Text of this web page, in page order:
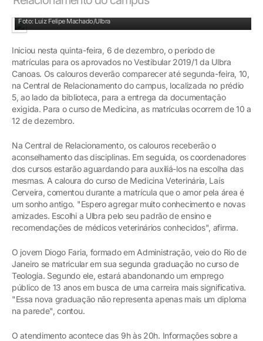
Foto: Luiz Felipe Machado/Ulbra
Iniciou nesta quinta-feira, 6 de dezembro, o período de
matrículas para os aprovados no Vestibular 2019/1 da Ulbra
Canoas. Os calouros deverão comparecer até segunda-feira, 10,
na Central de Relacionamento do campus, localizada no prédio
5, ao lado da biblioteca, para a entrega da documentação
exigida. Para o curso de Medicina, as matrículas ocorrem de 10 a
12 de dezembro.
Na Central de Relacionamento, os calouros receberão o
aconselhamento das disciplinas. Em seguida, os coordenadores
dos cursos estarão aguardando para auxiliá-los na escolha das
mesmas. A caloura do curso de Medicina Veterinária, Laís
Cerveira, comentou durante a matrícula que o amor pela área é
um sonho antigo. "Espero agregar muito conhecimento e novas
amizades. Escolhi a Ulbra pelo seu padrão de ensino e
recomendações de médicos veterinários conhecidos", afirma.
O jovem Diogo Faria, formado em Administração, veio do Rio de
Janeiro se matricular em sua segunda graduação no curso de
Teologia. Segundo ele, estará abandonando um emprego
público de 13 anos em busca de uma carreira mais significativa.
"Essa nova graduação não representa apenas mais um diploma
na parede", contou.
O atendimento acontece das 9h às 20h. Informações sobre a